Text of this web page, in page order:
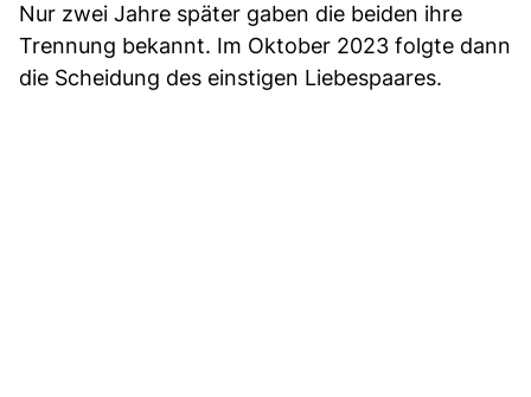
Nur zwei Jahre später gaben die beiden ihre
Trennung bekannt. Im Oktober 2023 folgte dann
die Scheidung des einstigen Liebespaares.